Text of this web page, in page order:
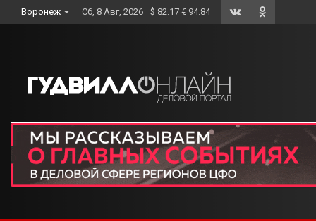
to
Воронеж Сб, 8 Авг, 2026 $ 82.17 € 94.84